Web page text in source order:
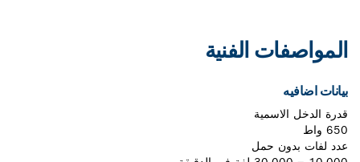
المواصفات الفنية
بيانات اضافيه
قدرة الدخل الاسمية
650 واط
عدد لفات بدون حمل